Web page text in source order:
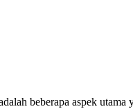
beberapa aspek utama